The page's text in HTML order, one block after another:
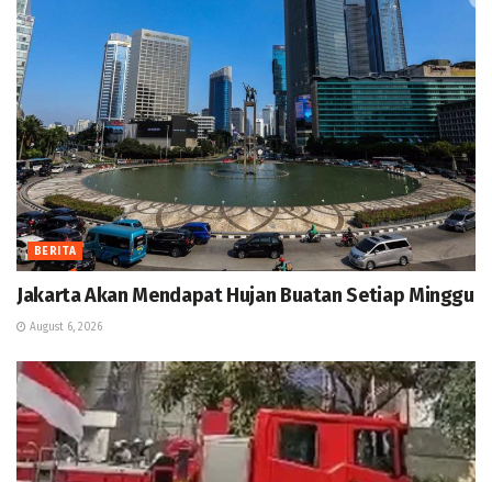
BERITA
Jakarta Akan Mendapat Hujan Buatan Setiap Minggu
August 6, 2026